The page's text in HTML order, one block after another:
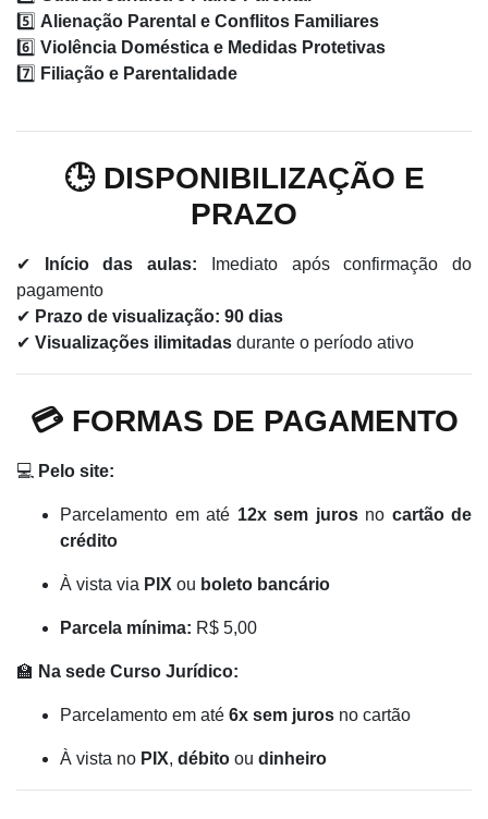
5️⃣ Alienação Parental e Conflitos Familiares
6️⃣ Violência Doméstica e Medidas Protetivas
7️⃣ Filiação e Parentalidade
🕒 DISPONIBILIZAÇÃO E
PRAZO
✔ Início das aulas: Imediato após confirmação do
pagamento
✔ Prazo de visualização: 90 dias
✔ Visualizações ilimitadas durante o período ativo
💳 FORMAS DE PAGAMENTO
💻 Pelo site:
Parcelamento em até 12x sem jurosno cartão de
crédito
À vista via PIX ou boleto bancário
Parcela mínima: R$ 5,00
🏫 Na sede Curso Jurídico:
Parcelamento em até 6x sem juros no cartão
À vista no PIX, débito ou dinheiro